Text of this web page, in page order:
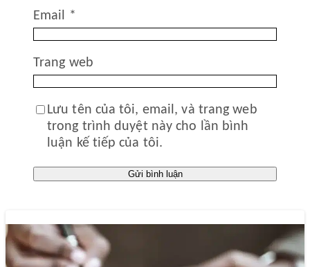
Email *
Trang web
Lưu tên của tôi, email, và trang web
trong trình duyệt này cho lần bình
luận kế tiếp của tôi.